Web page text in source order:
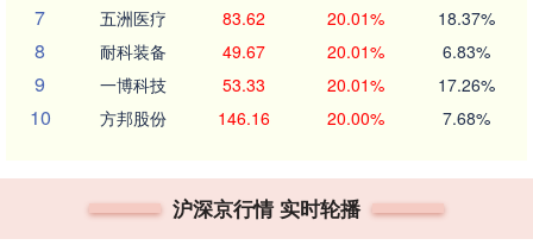
7 五洲医疗 83.62 20.01% 18.37%
8 耐科装备 49.67 20.01% 6.83%
9 一博科技 53.33 20.01% 17.26%
10 方邦股份 146.16 20.00% 7.68%
沪深京行情 实时轮播